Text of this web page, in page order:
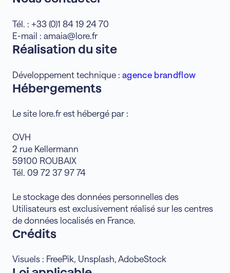
Tél. : +33 (0)1 84 19 24 70
E-mail : amaia@lore.fr
Réalisation du site
Développement technique : agence brandflow
Hébergements
Le site lore.fr est hébergé par :
OVH
2 rue Kellermann
59100 ROUBAIX
Tél. 09 72 37 97 74
Le stockage des données personnelles des
Utilisateurs est exclusivement réalisé sur les centres
de données localisés en France.
Crédits
Visuels : FreePik, Unsplash, AdobeStock